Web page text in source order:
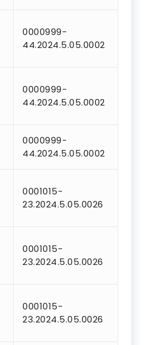
0000999-
44.2024.5.05.0002
0000999-
44.2024.5.05.0002
0000999-
44.2024.5.05.0002
0001015-
23.2024.5.05.0026
0001015-
23.2024.5.05.0026
0001015-
23.2024.5.05.0026